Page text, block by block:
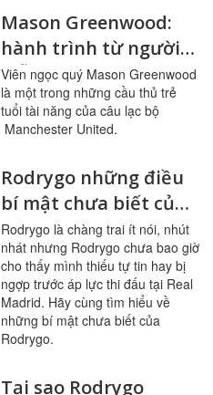
Mason Greenwood:
hành trình từ người
mẫu đến tài năng trẻ
của Manchester
United
Viên ngọc quý Mason Greenwood
là một trong những cầu thủ trẻ
tuổi tài năng của câu lạc bộ
Manchester United.
Rodrygo những điều
bí mật chưa biết của
tài năng trẻ bóng đá
thế giới
Rodrygo là chàng trai ít nói, nhút
nhát nhưng Rodrygo chưa bao giờ
cho thấy mình thiếu tự tin hay bị
ngợp trước áp lực thi đấu tại Real
Madrid. Hãy cùng tìm hiểu về
những bí mật chưa biết của
Rodrygo.
Tại sao Rodrygo